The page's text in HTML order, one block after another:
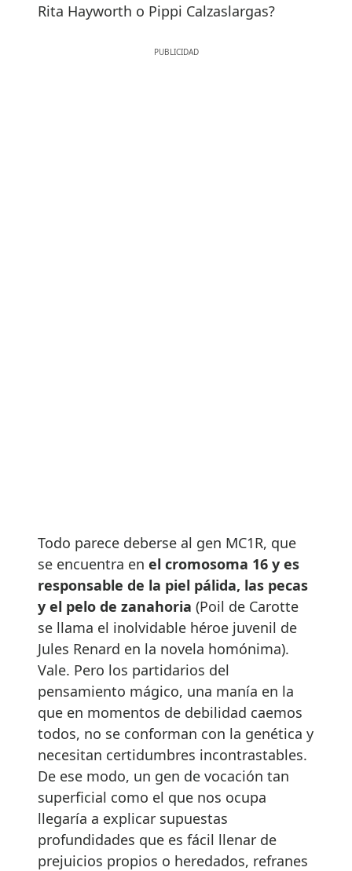
Rita Hayworth o Pippi Calzaslargas?
Todo parece deberse al gen MC1R, que
se encuentra en el cromosoma 16 y es
responsable de la piel pálida, las pecas
y el pelo de zanahoria (Poil de Carotte
se llama el inolvidable héroe juvenil de
Jules Renard en la novela homónima).
Vale. Pero los partidarios del
pensamiento mágico, una manía en la
que en momentos de debilidad caemos
todos, no se conforman con la genética y
necesitan certidumbres incontrastables.
De ese modo, un gen de vocación tan
superficial como el que nos ocupa
llegaría a explicar supuestas
profundidades que es fácil llenar de
prejuicios propios o heredados, refranes